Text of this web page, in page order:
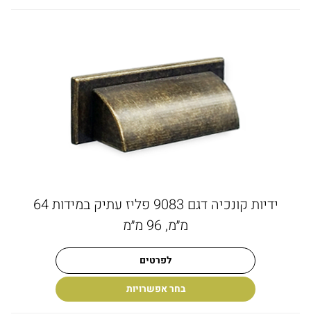
ידיות קונכיה דגם 9083 פליז עתיק במידות 64
מ״מ, 96 מ״מ
לפרטים
בחר אפשרויות